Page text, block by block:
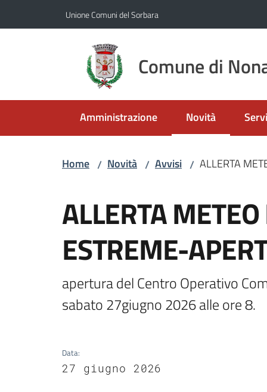
Unione Comuni del Sorbara
Comune di
Amministrazione Novità
Menu selezionato
Home / Novità / Avvisi / ALLERTA
ALLERTA
ESTREME-
apertura del Centro Operativo
sabato 27giugno 2026 alle ore 8.
Data:
27 giugno 2026